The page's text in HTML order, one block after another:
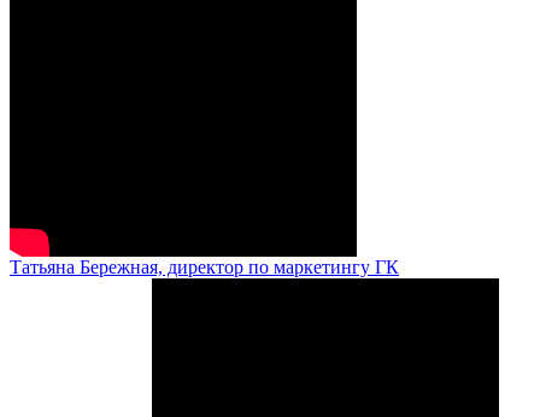
Татьяна Бережная, директор по маркетингу ГК